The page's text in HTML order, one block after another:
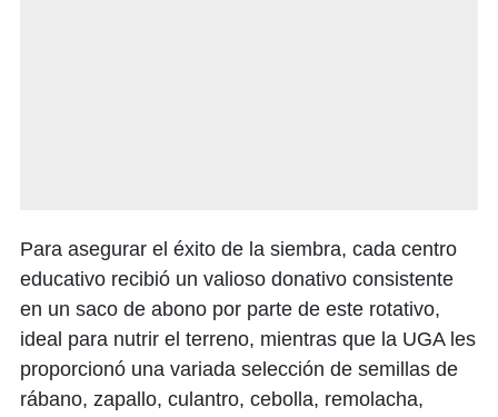
Para asegurar el éxito de la siembra, cada centro
educativo recibió un valioso donativo consistente
en un saco de abono por parte de este rotativo,
ideal para nutrir el terreno, mientras que la UGA les
proporcionó una variada selección de semillas de
rábano, zapallo, culantro, cebolla, remolacha,